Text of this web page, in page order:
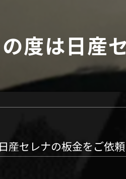
度は日産
産セレナの板金をご依